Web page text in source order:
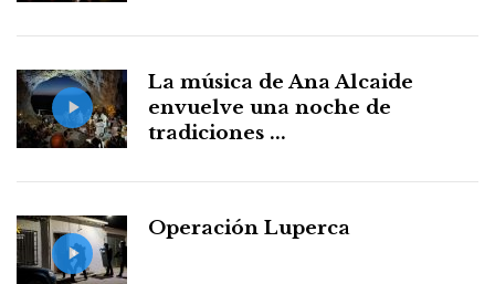
La música de Ana Alcaide
envuelve una noche de
tradiciones ...
Operación Luperca